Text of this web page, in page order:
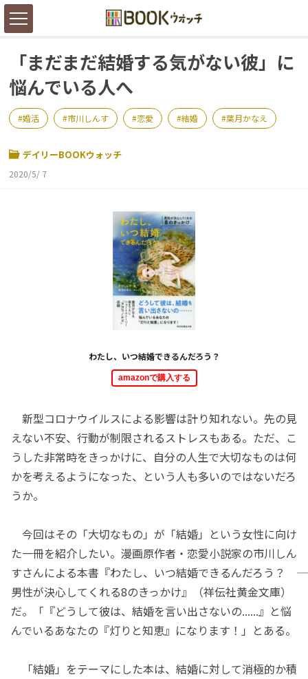
「まだまだ結婚する気がない彼」に
悩んでいる人へ
婚活 市川しんす 恋愛 結婚 葉月かなえ
デイリーBOOKウォッチ
2020/5/ 7
わたし、いつ結婚できるんだろう？
amazonで購入する
新型コロナウイルスによる影響は計り知れない。先の見
えない不安、行動が制限されるストレスもある。ただ、こ
うした非常時をきっかけに、自分の人生で大切なものは何
かを考えるようになった、という人も多いのではないだろ
うか。
今回はその「大切なもの」が「結婚」という女性に向け
た一冊を紹介したい。漫画原作者・恋愛小説家の市川しん
すさんによる本書『わたし、いつ結婚できるんだろう？ ――
男性が決心してくれる8のきっかけ』（祥伝社黄金文庫）
だ。「『どうして彼は、結婚を言い出さないの......』と悩
んでいるあなたの『灯りと知恵』になります！」とある。
「結婚」をテーマにした本は、結婚に対して消極的か積